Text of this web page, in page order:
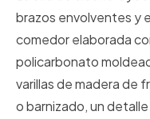
brazos envolventes y
comedor elaborada
policarbonato
varillas de madera de
o barnizado, un